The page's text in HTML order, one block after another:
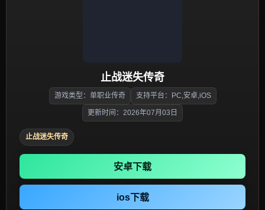
止战迷失传奇
游戏类型：单职业传奇 支持平台：PC,安卓,iOS
更新时间：2026年07月03日
止战迷失传奇
安卓下载
ios下载